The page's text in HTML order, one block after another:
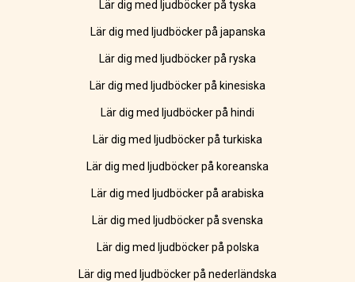
Lär dig med ljudböcker på tyska
Lär dig med ljudböcker på japanska
Lär dig med ljudböcker på ryska
Lär dig med ljudböcker på kinesiska
Lär dig med ljudböcker på hindi
Lär dig med ljudböcker på turkiska
Lär dig med ljudböcker på koreanska
Lär dig med ljudböcker på arabiska
Lär dig med ljudböcker på svenska
Lär dig med ljudböcker på polska
Lär dig med ljudböcker på nederländska